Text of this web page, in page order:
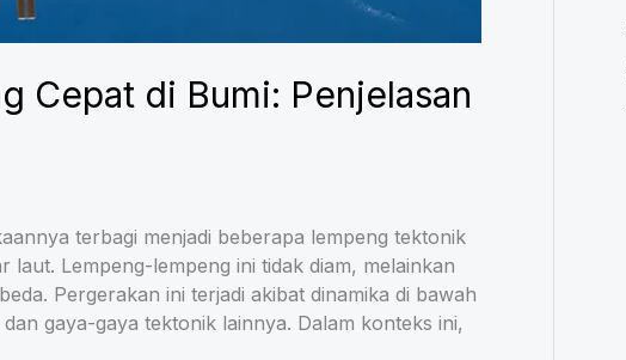
Cepat di Bumi: Penjelasan
terbagi menjadi beberapa lempeng tektonik
Lempeng-lempeng ini tidak diam, melainkan
Pergerakan ini terjadi akibat dinamika di bawah
gaya-gaya tektonik lainnya. Dalam konteks ini,